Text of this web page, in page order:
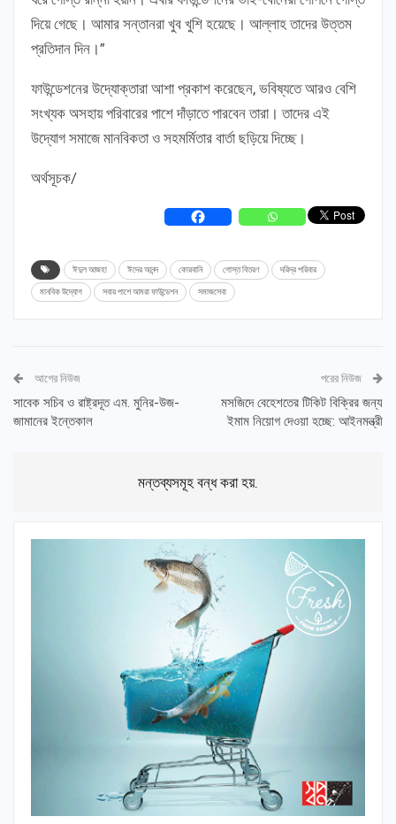
দিয়ে গেছে। আমার সন্তানরা খুব খুশি হয়েছে। আল্লাহ তাদের উত্তম
প্রতিদান দিন।”
ফাউন্ডেশনের উদ্যোক্তারা আশা প্রকাশ করেছেন, ভবিষ্যতে আরও বেশি
সংখ্যক অসহায় পরিবারের পাশে দাঁড়াতে পারবেন তারা। তাদের এই
উদ্যোগ সমাজে মানবিকতা ও সহমর্মিতার বার্তা ছড়িয়ে দিচ্ছে।
অর্থসূচক/
ঈদুল আজহা ঈদের আনন্দ কোরবানি গোস্ত বিতরণ দরিদ্র পরিবার
মানবিক উদ্যোগ সবার পাশে আমরা ফাউন্ডেশন সমাজসেবা
আগের নিউজ
সাবেক সচিব ও রাষ্ট্রদূত এম. মুনির-উজ-
জামানের ইন্তেকাল
পরের নিউজ
মসজিদে বেহেশতের টিকিট বিক্রির জন্য
ইমাম নিয়োগ দেওয়া হচ্ছে: আইনমন্ত্রী
মন্তব্যসমূহ বন্ধ করা হয়.